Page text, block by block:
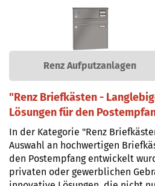
Renz Aufputzanlagen
"Renz Briefkästen -
Lösungen für den
In der Kategorie "Renz
Auswahl an hochwertigen
den Postempfang entwickelt
privaten oder gewerblichen